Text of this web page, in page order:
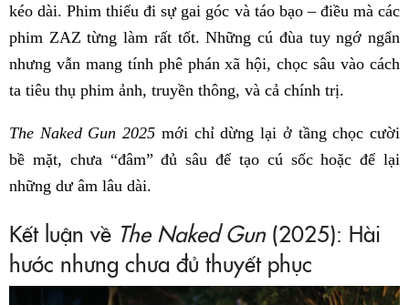
kéo dài. Phim thiếu đi sự gai góc và táo bạo – điều mà các
phim ZAZ từng làm rất tốt. Những cú đùa tuy ngớ ngẩn
nhưng vẫn mang tính phê phán xã hội, chọc sâu vào cách
ta tiêu thụ phim ảnh, truyền thông, và cả chính trị.
The Naked Gun 2025 mới chỉ dừng lại ở tầng chọc cười
bề mặt, chưa “đâm” đủ sâu để tạo cú sốc hoặc để lại
những dư âm lâu dài.
Kết luận về The Naked Gun (2025): Hài
hước nhưng chưa đủ thuyết phục